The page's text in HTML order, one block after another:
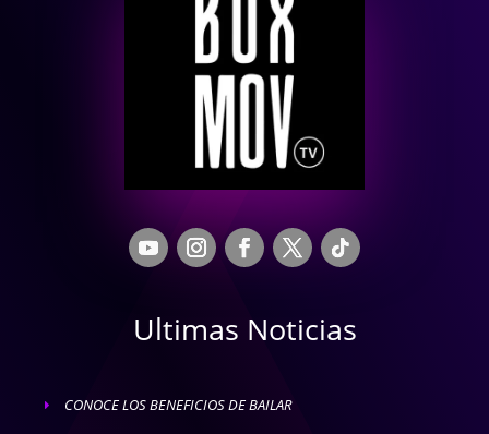
Ultimas Noticias
E CONOCE LOS BENEFICIOS DE BAILAR